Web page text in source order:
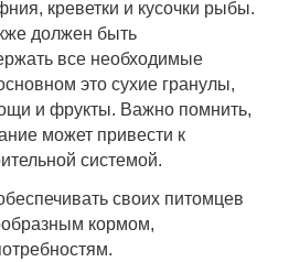
креветки и кусочки рыбы.
должен быть
все необходимые
это сухие гранулы,
и фрукты. Важно помнить,
может привести к
системой.
своих питомцев
кормом,